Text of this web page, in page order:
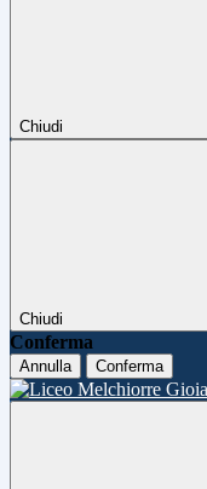
Chiudi
Chiudi
Conferma
Annulla Conferma